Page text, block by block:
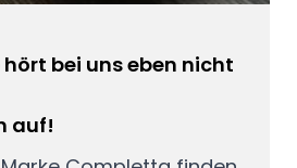
bei uns eben nicht
auf!